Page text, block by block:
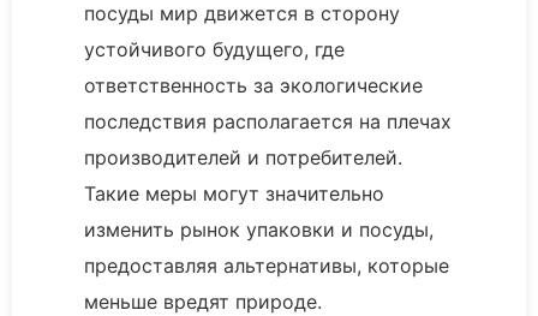
посуды мир движется в сторону
устойчивого будущего, где
ответственность за экологические
последствия располагается на плечах
производителей и потребителей.
Такие меры могут значительно
изменить рынок упаковки и посуды,
предоставляя альтернативы, которые
меньше вредят природе.